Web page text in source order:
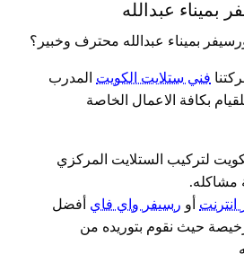
بميناء عبدالله
بميناء عبدالله محترف وخبير؟
فني ستلايت الكويت المدرب
بكافة الاعمال الخاصة
لتركيب الستلايت المركزي
مشاكله.
انترنت أو رسيفر واي فاي
أفضل
حيث نقوم بتوريده من